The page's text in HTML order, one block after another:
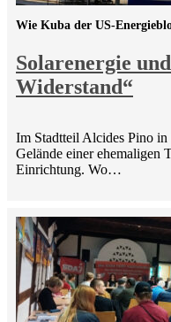
Solarenergie
Widerstand“
Wie Kuba der US-
Im Stadtteil Alcides Pino
Gelände einer ehemaligen
Einrichtung. Wo…